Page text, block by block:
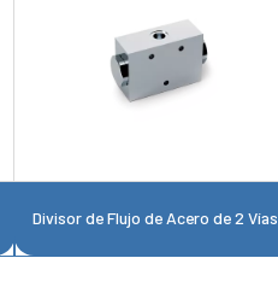
Divisor de Flujo de Acero de 2 Vías